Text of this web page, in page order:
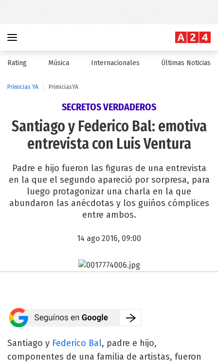
Rating Música Internacionales Últimas Noticias
Primicias YA PrimiciasYA
SECRETOS VERDADEROS
Santiago y Federico Bal: emotiva
entrevista con Luis Ventura
Padre e hijo fueron las figuras de una entrevista
en la que el segundo apareció por sorpresa, para
luego protagonizar una charla en la que
abundaron las anécdotas y los guiños cómplices
entre ambos.
14 ago 2016, 09:00
Santiago y Federico Bal, padre e hijo,
componentes de una familia de artistas, fueron